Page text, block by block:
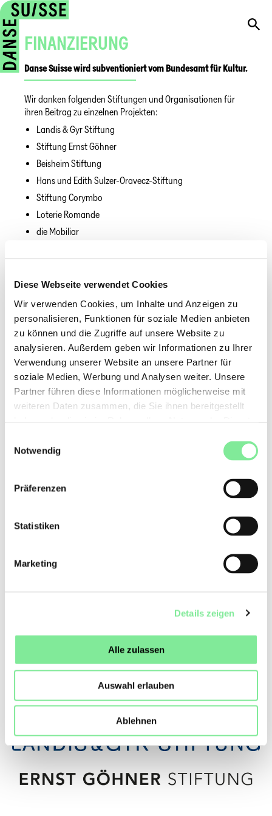
Diese Webseite verwendet Cookies
Wir verwenden Cookies, um Inhalte und Anzeigen zu
personalisieren, Funktionen für soziale Medien anbieten
zu können und die Zugriffe auf unsere Website zu
analysieren. Außerdem geben wir Informationen zu Ihrer
Verwendung unserer Website an unsere Partner für
soziale Medien, Werbung und Analysen weiter. Unsere
Partner führen diese Informationen möglicherweise mit
weiteren Daten zusammen, die Sie ihnen bereitgestellt
Notwendig
Präferenzen
Statistiken
Marketing
Details zeigen
Alle zulassen
Auswahl erlauben
Ablehnen
FINANZIERUNG
Danse Suisse wird subventioniert vom Bundesamt für Kultur.
Wir danken folgenden Stiftungen und Organisationen für
ihren Beitrag zu einzelnen Projekten:
Landis & Gyr Stiftung
Stiftung Ernst Göhner
Beisheim Stiftung
Hans und Edith Sulzer-Oravecz-Stiftung
Stiftung Corymbo
Loterie Romande
die Mobiliar
• Postcheck-Konto 30-13248-7
• IBAN CH17 0900 0000 3001 3248 7
• BIC POFICHBEXXX
tanzverband » Finanzierung
QUICKLINKS
Weiterbildung
Vergünstigungen